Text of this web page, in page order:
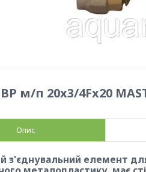
м/п 20x3/4Fx20
Опис
з'єднувальний елемент